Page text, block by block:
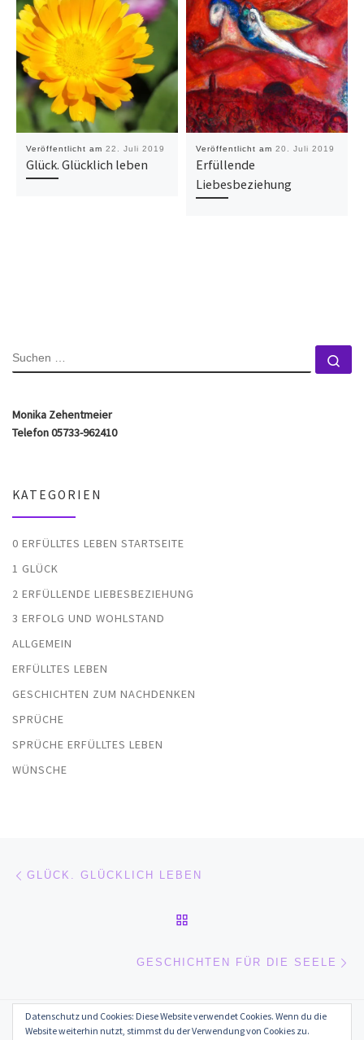
Veröffentlicht am 22. Juli 2019
Glück. Glücklich leben
Veröffentlicht am 20. Juli 2019
Erfüllende
Liebesbeziehung
SUCHE
Monika Zehentmeier
Telefon 05733-962410
KATEGORIEN
0 ERFÜLLTES LEBEN STARTSEITE
1 GLÜCK
2 ERFÜLLENDE LIEBESBEZIEHUNG
3 ERFOLG UND WOHLSTAND
ALLGEMEIN
ERFÜLLTES LEBEN
GESCHICHTEN ZUM NACHDENKEN
SPRÜCHE
SPRÜCHE ERFÜLLTES LEBEN
WÜNSCHE
Beitragsnavigation
GLÜCK. GLÜCKLICH LEBEN
GESCHICHTEN FÜR DIE SEELE
© 2026Erfülltes Leben in Glück, Liebe, Erfolg und Gesundheit
Datenschutz und Cookies: Diese Website verwendet Cookies. Wenn du die
Website weiterhin nutzt, stimmst du der Verwendung von Cookies zu.